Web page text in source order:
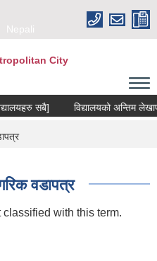
Nepali
City
सबै] विद्यालयको अन्तिम
वडापत्र
with this term.